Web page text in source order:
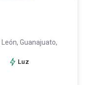
León, Guanajuato,
Luz